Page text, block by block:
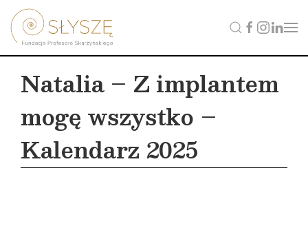
Natalia – Z implantem
mogę wszystko –
Kalendarz 2025